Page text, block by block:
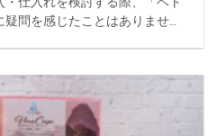
問を感じたことはありません